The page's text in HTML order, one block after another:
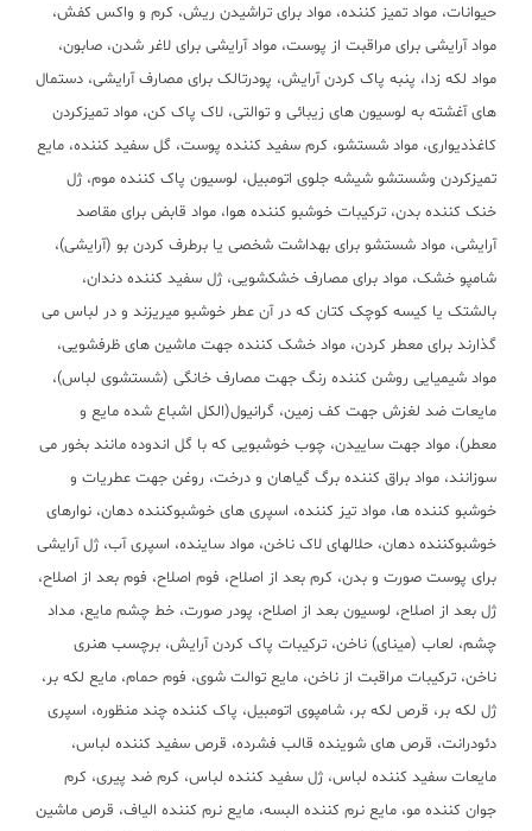
حیوانات، مواد تمیز کننده، مواد برای تراشیدن ریش، کرم و واکس کفش،
مواد آرایشی برای مراقبت از پوست، مواد آرایشی برای لاغر شدن، صابون،
مواد لکه زدا، پنبه پاک کردن آرایش، پودرتالک برای مصارف آرایشی، دستمال
های آغشته به لوسیون های زیبائی و توالتی، لاک پاک کن، مواد تمیزکردن
کاغذدیواری، مواد شستشو، کرم سفید کننده پوست، گل سفید کننده، مایع
تمیزکردن وشستشو شیشه جلوی اتومبیل، لوسیون پاک کننده موم، ژل
خنک کننده بدن، ترکیبات خوشبو کننده هوا، مواد قابض برای مقاصد
آرایشی، مواد شستشو برای بهداشت شخصی یا برطرف کردن بو (آرایشی)،
شامپو خشک، مواد برای مصارف خشکشویی، ژل سفید کننده دندان،
بالشتک یا کیسه کوچک کتان که در آن عطر خوشبو میریزند و در لباس می
گذارند برای معطر کردن، مواد خشک کننده جهت ماشین های ظرفشویی،
مواد شیمیایی روشن کننده رنگ جهت مصارف خانگی (شستشوی لباس)،
مایعات ضد لغزش جهت کف زمین، گرانیول(الکل اشباع شده مایع و
معطر)، مواد جهت ساییدن، چوب خوشبویی که با گل اندوده مانند بخور می
سوزانند، مواد براق کننده برگ گیاهان و درخت، روغن جهت عطریات و
خوشبو کننده ها، مواد تیز کننده، اسپری های خوشبوکننده دهان، نوارهای
خوشبوکننده دهان، حلالهای لاک ناخن، مواد ساینده، اسپری آب، ژل آرایشی
برای پوست صورت و بدن، کرم بعد از اصلاح، فوم اصلاح، فوم بعد از اصلاح،
ژل بعد از اصلاح، لوسیون بعد از اصلاح، پودر صورت، خط چشم مایع، مداد
چشم، لعاب (مینای) ناخن، ترکیبات پاک کردن آرایش، برچسب هنری
ناخن، ترکیبات مراقبت از ناخن، مایع توالت شوی، فوم حمام، مایع لکه بر،
ژل لکه بر، قرص لکه بر، شامپوی اتومبیل، پاک کننده چند منظوره، اسپری
دئودرانت، قرص های شوینده قالب فشرده، قرص سفید کننده لباس،
مایعات سفید کننده لباس، ژل سفید کننده لباس، کرم ضد پیری، کرم
جوان کننده مو، مایع نرم کننده البسه، مایع نرم کننده الیاف، قرص ماشین